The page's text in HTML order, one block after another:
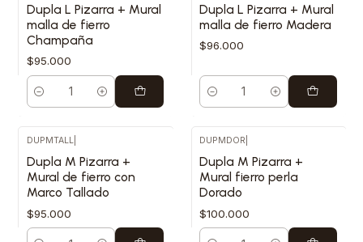
Dupla L Pizarra + Mural
malla de fierro
Champaña
$95.000
Cantidad
Dupla L Pizarra + Mural
malla de fierro Madera
$96.000
Cantidad
DUPMTALL|
Dupla M Pizarra +
Mural de fierro con
Marco Tallado
$95.000
DUPMDOR
Dupla M Pizarra +
Mural fierro perla
Dorado
$100.000